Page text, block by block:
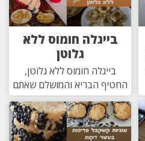
בייגלה חומוס ללא
גלוטן
בייגלה חומוס ללא גלוטן,
החטיף הבריא והמושלם שאתם